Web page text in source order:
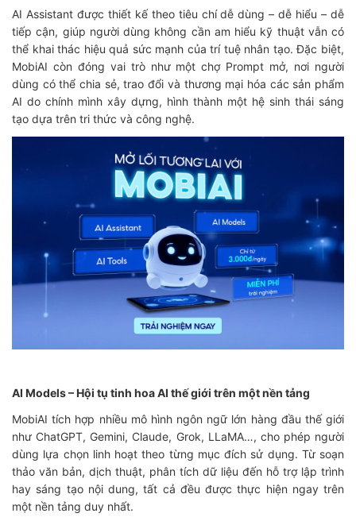
AI Assistant được thiết kế theo tiêu chí dễ dùng – dễ hiểu – dễ
tiếp cận, giúp người dùng không cần am hiểu kỹ thuật vẫn có
thể khai thác hiệu quả sức mạnh của trí tuệ nhân tạo. Đặc biệt,
MobiAI còn đóng vai trò như một chợ Prompt mở, nơi người
dùng có thể chia sẻ, trao đổi và thương mại hóa các sản phẩm
AI do chính mình xây dựng, hình thành một hệ sinh thái sáng
tạo dựa trên tri thức và công nghệ.
AI Models – Hội tụ tinh hoa AI thế giới trên một nền tảng
MobiAI tích hợp nhiều mô hình ngôn ngữ lớn hàng đầu thế giới
như ChatGPT, Gemini, Claude, Grok, LLaMA…, cho phép người
dùng lựa chọn linh hoạt theo từng mục đích sử dụng. Từ soạn
thảo văn bản, dịch thuật, phân tích dữ liệu đến hỗ trợ lập trình
hay sáng tạo nội dung, tất cả đều được thực hiện ngay trên
một nền tảng duy nhất.